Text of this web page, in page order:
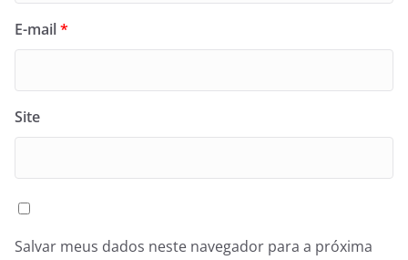
E-mail*
Site
Salvar meus dados neste navegador para a próxima